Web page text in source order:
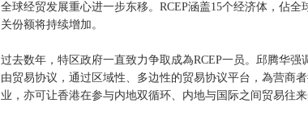
全球经贸发展重心进一步东移。RCEP涵盖15个经济体，佔
关份额将持续增加。
过去数年，特区政府一直致力争取成為RCEP一员。邱腾华
由贸易协议，通过区域性、多边性的贸易协议平台，為营商
业，亦可让香港在参与内地双循环、内地与国际之间贸易往